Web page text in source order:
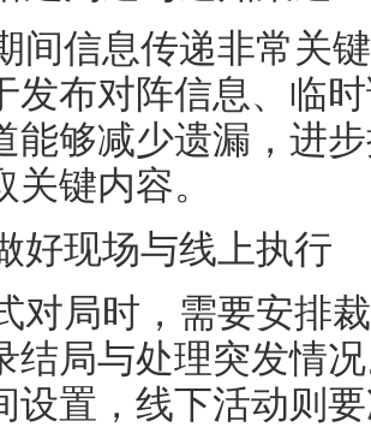
间信息传递非常关
发布对阵信息、临
能够减少遗漏，进
关键内容。
好现场与线上执行
对局时，需要安排
结局与处理突发情
设置，线下活动则